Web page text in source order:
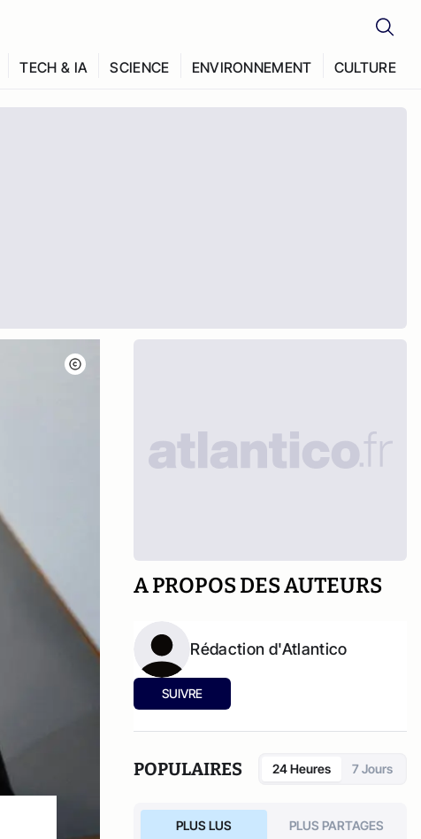
TECH & IA SCIENCE ENVIRONNEMENT CULTURE
A PROPOS DES AUTEURS
Rédaction d'Atlantico
SUIVRE
POPULAIRES 24 Heures 7 Jours
PLUS LUS PLUS PARTAGES